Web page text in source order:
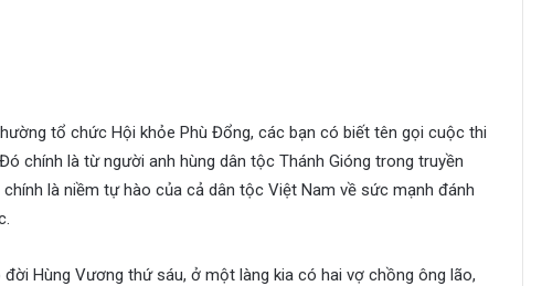
tổ chức Hội khỏe Phù Đổng, các bạn có biết tên gọi cuộc thi
chính là từ người anh hùng dân tộc Thánh Gióng trong truyền
là niềm tự hào của cả dân tộc Việt Nam về sức mạnh đánh
đời Hùng Vương thứ sáu, ở một làng kia có hai vợ chồng ông lão,